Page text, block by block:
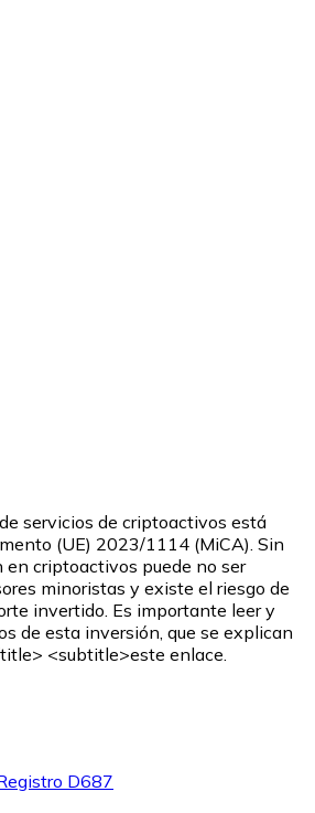
transferencia bancaria
servicios de criptoactivos está
(UE) 2023/1114 (MiCA). Sin
en criptoactivos puede no ser
minoristas y existe el riesgo de
invertido. Es importante leer y
de esta inversión, que se explican
<subtitle>este enlace.
D687